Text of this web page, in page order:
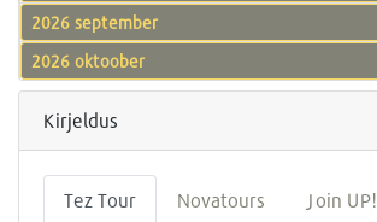
2026 september
2026 oktoober
Kirjeldus
Tez Tour Novatours Join UP!